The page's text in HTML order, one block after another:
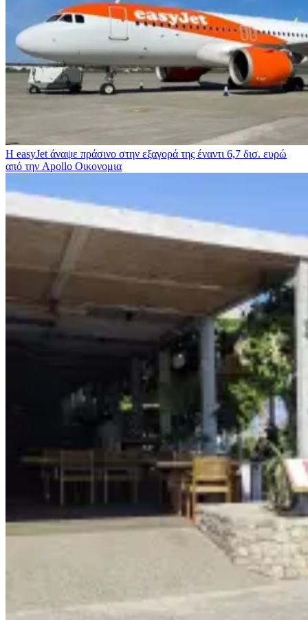
Η easyJet άναψε πράσινο στην εξαγορά της έναντι 6,7 δισ. ευρώ
από την Apollo Οικονομια